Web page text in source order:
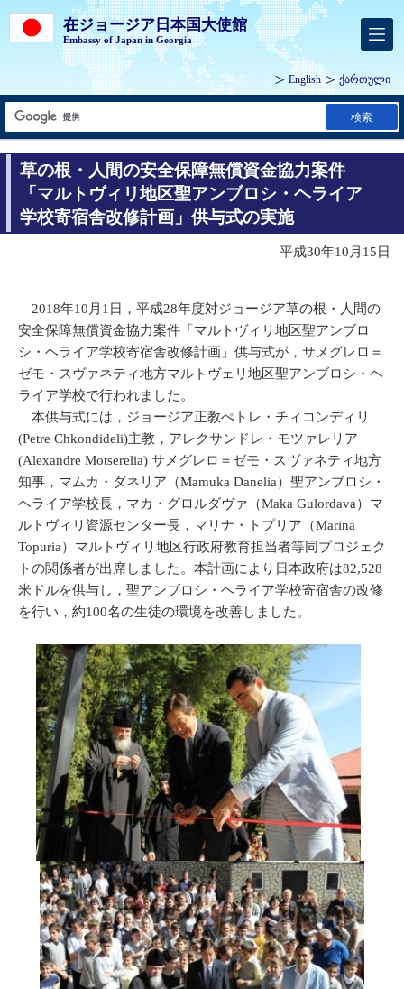
在ジョージア日本国大使館
Embassy of Japan in Georgia
English ქართული
検索
草の根・人間の安全保障無償資金協力案件
「マルトヴィリ地区聖アンブロシ・ヘライア
学校寄宿舎改修計画」供与式の実施
平成30年10月15日
2018年10月1日，平成28年度対ジョージア草の根・人間の
安全保障無償資金協力案件「マルトヴィリ地区聖アンブロ
シ・ヘライア学校寄宿舎改修計画」供与式が，サメグレロ＝
ゼモ・スヴァネティ地方マルトヴェリ地区聖アンブロシ・ヘ
ライア学校で行われました。
本供与式には，ジョージア正教ぺトレ・チィコンディリ
(Petre Chkondideli)主教，アレクサンドレ・モツァレリア
(Alexandre Motserelia) サメグレロ＝ゼモ・スヴァネティ地方
知事，マムカ・ダネリア（Mamuka Danelia）聖アンブロシ・
ヘライア学校長，マカ・グロルダヴァ（Maka Gulordava）マ
ルトヴィリ資源センター長，マリナ・トプリア（Marina
Topuria）マルトヴィリ地区行政府教育担当者等同プロジェク
トの関係者が出席しました。本計画により日本政府は82,528
米ドルを供与し，聖アンブロシ・ヘライア学校寄宿舎の改修
を行い，約100名の生徒の環境を改善しました。